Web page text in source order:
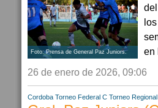
Foto: Prensa de General Paz Juniors.
en
26 de enero de 2026, 09:06
Cordoba Torneo Federal C Torneo Regional